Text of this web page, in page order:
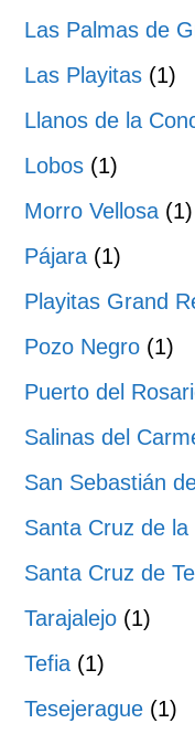
Las Palmas de
Las Playitas (1)
Llanos de la
Lobos (1)
Morro Vellosa (1)
Pájara (1)
Playitas Grand
Pozo Negro (1)
Puerto del
Salinas del
San Sebastián
Santa Cruz de la
Santa Cruz de
Tarajalejo (1)
Tefia (1)
Tesejerague (1)